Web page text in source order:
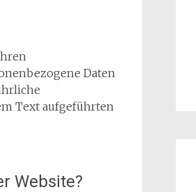
Daten
Text aufgeführten
Website?